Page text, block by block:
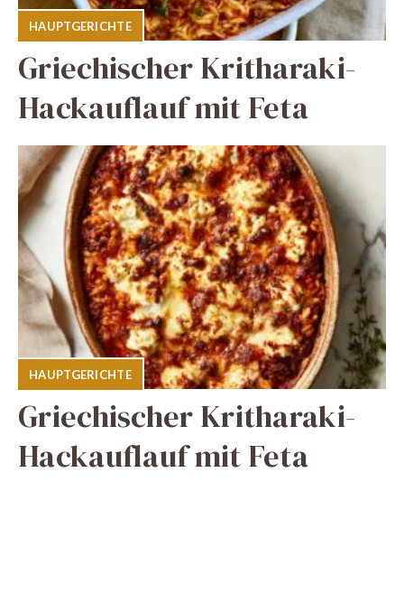
HAUPTGERICHTE
Griechischer Kritharaki-
Hackauflauf mit Feta
HAUPTGERICHTE
Griechischer Kritharaki-
Hackauflauf mit Feta